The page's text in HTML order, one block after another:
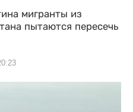
мигранты из
пытаются пересечь